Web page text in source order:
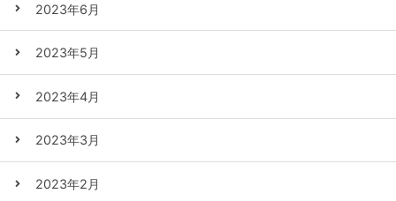
2023年6月
2023年5月
2023年4月
2023年3月
2023年2月